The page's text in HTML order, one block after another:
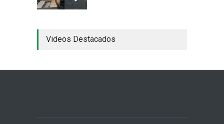
industrial y el golpe puede
Sin Categoría 1 de agosto de 2026
Videos Destacados